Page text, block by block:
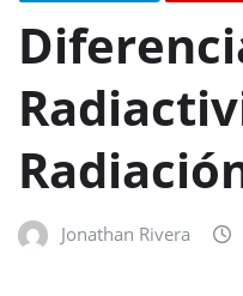
Jonathan Rivera